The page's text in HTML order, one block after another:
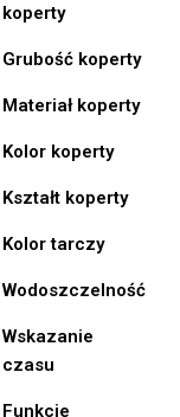
koperty
Grubość koperty
Materiał koperty
Kolor koperty
Kształt koperty
Kolor tarczy
Wodoszczelność
Wskazanie
czasu
Funkcje